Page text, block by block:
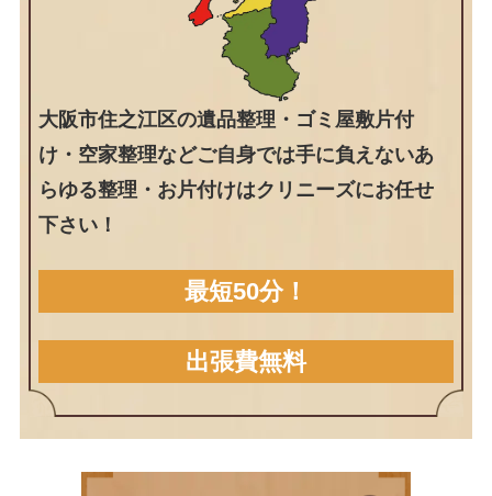
大阪市住之江区の遺品整理・ゴミ屋敷片付
け・空家整理などご自身では手に負えないあ
らゆる整理・お片付けはクリニーズにお任せ
下さい！
最短50分！
出張費無料